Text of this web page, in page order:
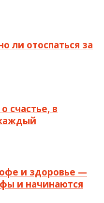
ли отоспаться за
счастье, в
и здоровье —
и начинаются